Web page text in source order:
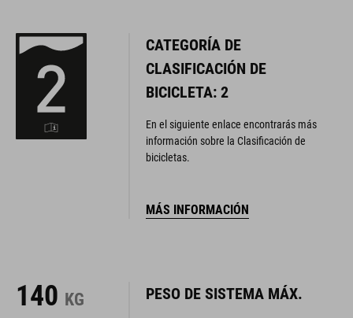
CATEGORÍA DE
CLASIFICACIÓN DE
BICICLETA: 2
En el siguiente enlace encontrarás más
información sobre la Clasificación de
bicicletas.
MÁS INFORMACIÓN
140 KG PESO DE SISTEMA MÁX.